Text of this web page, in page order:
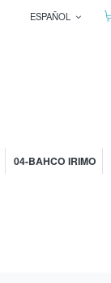
ESPAÑOL
04-BAHCO IRIMO